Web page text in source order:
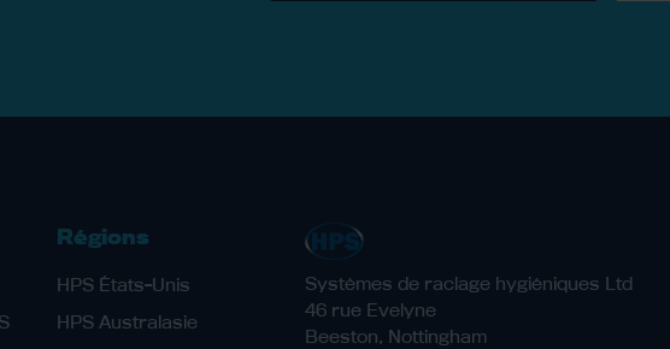
Régions
HPS États-Unis
HPS Australasie
Systèmes de raclage hygiéniques Ltd
46 rue Evelyne
Beeston, Nottingham